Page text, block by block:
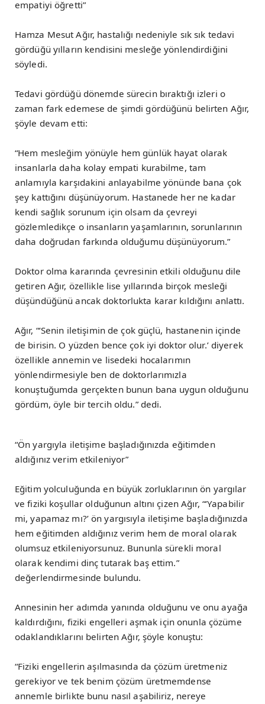
empatiyi öğretti”
Hamza Mesut Ağır, hastalığı nedeniyle sık sık tedavi
gördüğü yılların kendisini mesleğe yönlendirdiğini
söyledi.
Tedavi gördüğü dönemde sürecin bıraktığı izleri o
zaman fark edemese de şimdi gördüğünü belirten Ağır,
şöyle devam etti:
“Hem mesleğim yönüyle hem günlük hayat olarak
insanlarla daha kolay empati kurabilme, tam
anlamıyla karşıdakini anlayabilme yönünde bana çok
şey kattığını düşünüyorum. Hastanede her ne kadar
kendi sağlık sorunum için olsam da çevreyi
gözlemledikçe o insanların yaşamlarının, sorunlarının
daha doğrudan farkında olduğumu düşünüyorum.”
Doktor olma kararında çevresinin etkili olduğunu dile
getiren Ağır, özellikle lise yıllarında birçok mesleği
düşündüğünü ancak doktorlukta karar kıldığını anlattı.
Ağır, “‘Senin iletişimin de çok güçlü, hastanenin içinde
de birisin. O yüzden bence çok iyi doktor olur.’ diyerek
özellikle annemin ve lisedeki hocalarımın
yönlendirmesiyle ben de doktorlarımızla
konuştuğumda gerçekten bunun bana uygun olduğunu
gördüm, öyle bir tercih oldu.” dedi.
“Ön yargıyla iletişime başladığınızda eğitimden
aldığınız verim etkileniyor”
Eğitim yolculuğunda en büyük zorluklarının ön yargılar
ve fiziki koşullar olduğunun altını çizen Ağır, “‘Yapabilir
mi, yapamaz mı?’ ön yargısıyla iletişime başladığınızda
hem eğitimden aldığınız verim hem de moral olarak
olumsuz etkileniyorsunuz. Bununla sürekli moral
olarak kendimi dinç tutarak baş ettim.”
değerlendirmesinde bulundu.
Annesinin her adımda yanında olduğunu ve onu ayağa
kaldırdığını, fiziki engelleri aşmak için onunla çözüme
odaklandıklarını belirten Ağır, şöyle konuştu:
“Fiziki engellerin aşılmasında da çözüm üretmeniz
gerekiyor ve tek benim çözüm üretmemdense
annemle birlikte bunu nasıl aşabiliriz, nereye